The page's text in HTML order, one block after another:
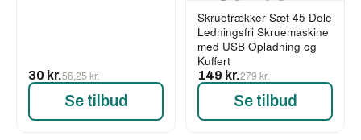
30 kr.56,25 kr.
Se tilbud
Skruetrækker Sæt 45 Dele
Ledningsfri Skruemaskine
med USB Opladning og
Kuffert
149 kr.279 kr.
Se tilbud